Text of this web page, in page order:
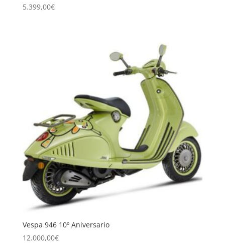
5.399,00€
Vespa 946 10º Aniversario
12.000,00€